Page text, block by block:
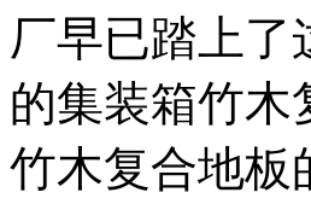
厂早已踏上了
的集装箱竹木
竹木复合地板